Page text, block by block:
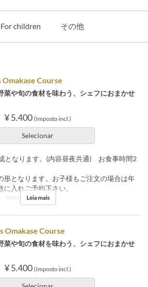
For children その他
Course
菜や旬の食材を味わう、シェフにおまかせ
¥ 5.400 (Imposto incl.)
Selecionar
となります。(内容昼夜共通) お食事時間2
形となります。お子様もご注文の場合は年
入れご予約下さい。
Refeições Almoço
Leia mais
Omakase Course
菜や旬の食材を味わう、シェフにおまかせ
¥ 5.400 (Imposto incl.)